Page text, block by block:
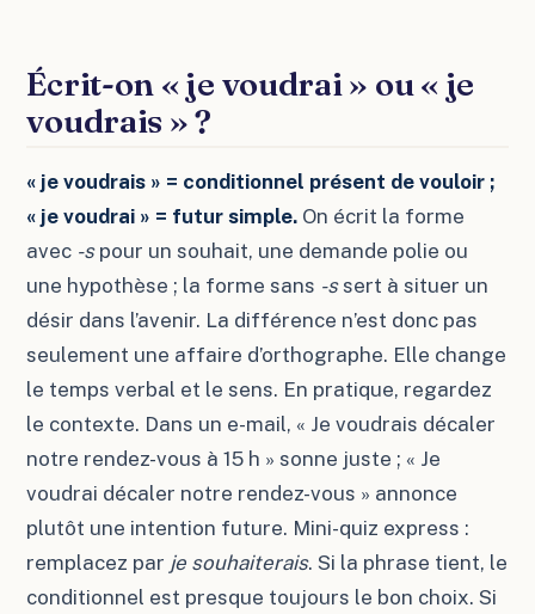
Écrit-on « je voudrai » ou « je
voudrais » ?
« je voudrais » = conditionnel présent de vouloir ;
« je voudrai » = futur simple. On écrit la forme
avec -spour un souhait, une demande polie ou
une hypothèse ; la forme sans -ssert à situer un
désir dans l’avenir. La différence n’est donc pas
seulement une affaire d’orthographe. Elle change
le temps verbal et le sens. En pratique, regardez
le contexte. Dans un e-mail, « Je voudrais décaler
notre rendez-vous à 15 h » sonne juste ; « Je
voudrai décaler notre rendez-vous » annonce
plutôt une intention future. Mini-quiz express :
remplacez par je souhaiterais. Si la phrase tient, le
conditionnel est presque toujours le bon choix. Si